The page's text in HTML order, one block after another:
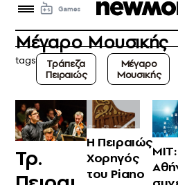
Μέγαρο Μουσικής
tags
Τράπεζα
Πειραιώς
Μέγαρο
Μουσικής
Τρ.
Η Πειραιώς
Χορηγός
του Piano